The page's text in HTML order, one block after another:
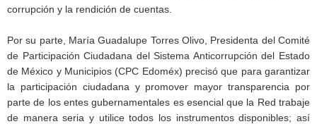
corrupción y la rendición de cuentas.
Por su parte, María Guadalupe Torres Olivo, Presidenta del Comité
de Participación Ciudadana del Sistema Anticorrupción del Estado
de México y Municipios (CPC Edoméx) precisó que para garantizar
la participación ciudadana y promover mayor transparencia por
parte de los entes gubernamentales es esencial que la Red trabaje
de manera seria y utilice todos los instrumentos disponibles; así